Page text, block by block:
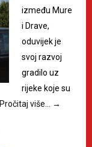
između Mure
i Drave,
oduvijek je
svoj razvoj
gradilo uz
rijeke koje su
Pročitaj više… →